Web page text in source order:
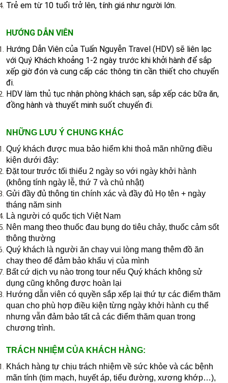
Trẻ em từ 10 tuổi trở lên, tính giá như người lớn.
HƯỚNG DẪN VIÊN
Hướng Dẫn Viên của Tuấn Nguyễn Travel (HDV) sẽ liên lạc
với Quý Khách khoảng 1-2 ngày trước khi khởi hành để sắp
xếp giờ đón và cung cấp các thông tin cần thiết cho chuyển
đi.
HDV làm thủ tục nhận phòng khách sạn, sắp xếp các bữa ăn,
đồng hành và thuyết minh suốt chuyến đi.
NHỮNG LƯU Ý CHUNG KHÁC
Quý khách được mua bảo hiểm khi thoả mãn những điều
kiện dưới đây:
Đặt tour trước tối thiểu 2 ngày so với ngày khởi hành
(không tính ngày lễ, thứ 7 và chủ nhật)
Gửi đầy đủ thông tin chính xác và đầy đủ Họ tên + ngày
tháng năm sinh
Là người có quốc tịch Việt Nam
Nên mang theo thuốc đau bụng do tiêu chảy, thuốc cảm sốt
thông thường
Quý khách là người ăn chay vui lòng mang thêm đồ ăn
chay theo để đảm bảo khẩu vị của mình
Bất cứ dịch vụ nào trong tour nếu Quý khách không sử
dụng cũng không được hoàn lại
Hướng dẫn viên có quyền sắp xếp lại thứ tự các điểm thăm
quan cho phù hợp điều kiện từng ngày khởi hành cụ thể
nhưng vẫn đảm bảo tất cả các điểm thăm quan trong
chương trình.​
TRÁCH NHIỆM CỦA KHÁCH HÀNG:
Khách hàng tự chịu trách nhiệm về sức khỏe và các bệnh
mãn tính (tim mạch, huyết áp, tiểu đường, xương khớp…),